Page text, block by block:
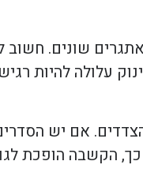
שונים.
עלולה להיות
אם יש
כך, הקשבה הופכת